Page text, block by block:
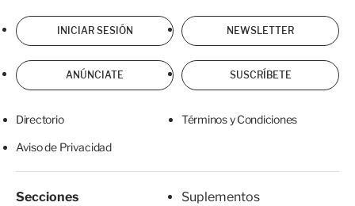
INICIAR SESIÓN NEWSLETTER
ANÚNCIATE SUSCRÍBETE
Directorio Términos y Condiciones
Aviso de Privacidad
Secciones
Suplementos